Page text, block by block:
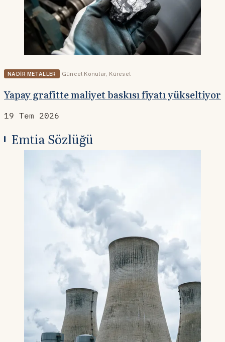
NADIR METALLER Güncel Konular, Küresel
Yapay grafitte maliyet baskısı fiyatı yükseltiyor
19 Tem 2026
Emtia Sözlüğü